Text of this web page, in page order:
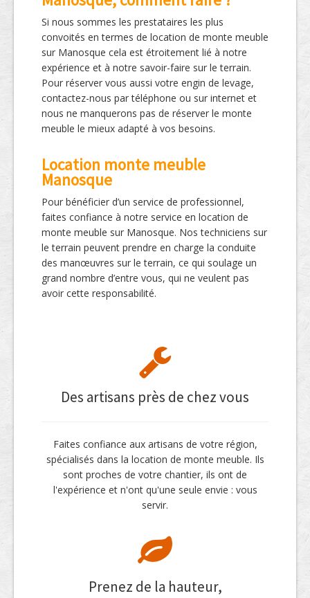
Si nous sommes les prestataires les plus
convoités en termes de location de monte meuble
sur Manosque cela est étroitement lié à notre
expérience et à notre savoir-faire sur le terrain.
Pour réserver vous aussi votre engin de levage,
contactez-nous par téléphone ou sur internet et
nous ne manquerons pas de réserver le monte
meuble le mieux adapté à vos besoins.
Location monte meuble
Manosque
Pour bénéficier d’un service de professionnel,
faites confiance à notre service en location de
monte meuble sur Manosque. Nos techniciens sur
le terrain peuvent prendre en charge la conduite
des manœuvres sur le terrain, ce qui soulage un
grand nombre d’entre vous, qui ne veulent pas
avoir cette responsabilité.
Des artisans près de chez vous
Faites confiance aux artisans de votre région,
spécialisés dans la location de monte meuble. Ils
sont proches de votre chantier, ils ont de
l'expérience et n'ont qu'une seule envie : vous
servir.
Prenez de la hauteur,